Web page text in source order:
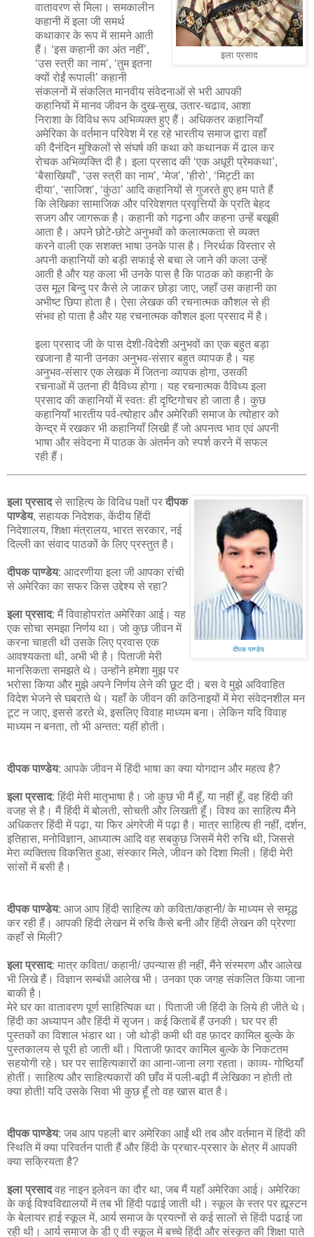
इला प्रसाद
वातावरण से मिला। समकालीन
कहानी में इला जी समर्थ
कथाकार के रूप में सामने आती
हैं। ‘इस कहानी का अंत नहीं’,
‘उस स्त्री का नाम’, ‘तुम इतना
क्यों रोईं रूपाली’ कहानी
संकलनों में संकलित मानवीय संवेदनाओं से भरी आपकी
कहानियों में मानव जीवन के दुख-सुख, उतार-चढाव, आशा
निराशा के विविध रूप अभिव्यक्त हुए हैं। अधिकतर कहानियाँ
अमेरिका के वर्तमान परिवेश में रह रहे भारतीय समाज द्वारा वहाँ
की दैनंदिन मुश्किलों से संघर्ष की कथा को कथानक में ढाल कर
रोचक अभिव्यक्ति दी है। इला प्रसाद की ‘एक अधूरी प्रेमकथा’,
‘बैसाखियाँ’, ‘उस स्त्री का नाम’, ‘मेज’, ‘हीरो’, ‘मिट्टी का
दीया’, ‘साजिश’, ‘कुंठा’ आदि कहानियों से गुजरते हुए हम पाते हैं
कि लेखिका सामाजिक और परिवेशगत प्रवृत्तियों के प्रति बेहद
सजग और जागरूक है। कहानी को गढ़ना और कहना उन्हें बखूबी
आता है। अपने छोटे-छोटे अनुभवों को कलात्मकता से व्यक्त
करने वाली एक सशक्त भाषा उनके पास है। निरर्थक विस्तार से
अपनी कहानियों को बड़ी सफाई से बचा ले जाने की कला उन्हें
आती है और यह कला भी उनके पास है कि पाठक को कहानी के
उस मूल बिन्दु पर कैसे ले जाकर छोड़ा जाए, जहाँ उस कहानी का
अभीष्ट छिपा होता है। ऐसा लेखक की रचनात्मक कौशल से ही
संभव हो पाता है और यह रचनात्मक कौशल इला प्रसाद में है।
इला प्रसाद जी के पास देशी-विदेशी अनुभवों का एक बहुत बड़ा
खजाना है यानी उनका अनुभव-संसार बहुत व्यापक है। यह
अनुभव-संसार एक लेखक में जितना व्यापक होगा, उसकी
रचनाओं में उतना ही वैविध्य होगा। यह रचनात्मक वैविध्य इला
प्रसाद की कहानियों में स्वतः ही दृष्टिगोचर हो जाता है। कुछ
कहानियाँ भारतीय पर्व-त्योहार और अमेरिकी समाज के त्योहार को
केन्द्र में रखकर भी कहानियाँ लिखी हैं जो अपनत्व भाव एवं अपनी
भाषा और संवेदना में पाठक के अंतर्मन को स्पर्श करने में सफल
रही हैं।
दीपक पाण्डेय
इला प्रसादसे साहित्य के विविध पक्षों परदीपक
पाण्डेय, सहायक निदेशक, केंदीय हिंदी
निदेशालय, शिक्षा मंत्रालय, भारत सरकार, नई
दिल्ली का संवाद पाठकों के लिए प्रस्तुत है।
दीपक पाण्डेय: आदरणीया इला जी आपका रांची
से अमेरिका का सफर किस उद्देश्य से रहा?
इला प्रसाद: मैं विवाहोपरांत अमेरिका आई। यह
एक सोचा समझा निर्णय था। जो कुछ जीवन में
करना चाहती थी उसके लिए प्रवास एक
आवश्यकता थी, अभी भी है। पिताजी मेरी
मानसिकता समझते थे। उन्होंने हमेशा मुझ पर
भरोसा किया और मुझे अपने निर्णय लेने की छूट दी। बस वे मुझे अविवाहित
विदेश भेजने से घबराते थे। यहाँ के जीवन की कठिनाइयों में मेरा संवेदनशील मन
टूट न जाए, इससे डरते थे, इसलिए विवाह माध्यम बना। लेकिन यदि विवाह
माध्यम न बनता, तो भी अन्तत: यहीं होती।
दीपक पाण्डेय: आपके जीवन में हिंदी भाषा का क्या योगदान और महत्व है?
इला प्रसाद: हिंदी मेरी मातृभाषा है। जो कुछ भी मैं हूँ, या नहीं हूँ, वह हिंदी की
वजह से है। मैं हिंदी में बोलती, सोचती और लिखती हूँ। विश्व का साहित्य मैंने
अधिकतर हिंदी में पढ़ा, या फिर अंगरेजी में पढ़ा है। मात्र साहित्य ही नहीं, दर्शन,
इतिहास, मनोविज्ञान, आध्यात्म आदि वह सबकुछ जिसमें मेरी रुचि थी, जिससे
मेरा व्यक्तित्व विकसित हुआ, संस्कार मिले, जीवन को दिशा मिली। हिंदी मेरी
सांसों में बसी है।
दीपक पाण्डेय: आज आप हिंदी साहित्य को कविता/कहानी/ के माध्यम से समृद्ध
कर रही हैं। आपकी हिंदी लेखन में रुचि कैसे बनी और हिंदी लेखन की प्रेरणा
कहाँ से मिली?
इला प्रसाद: मात्र कविता/ कहानी/ उपन्यास ही नहीं, मैंने संस्मरण और आलेख
भी लिखे हैं। विज्ञान सम्बंधी आलेख भी। उनका एक जगह संकलित किया जाना
बाकी है।
मेरे घर का वातावरण पूर्ण साहित्यिक था। पिताजी जी हिंदी के लिये ही जीते थे।
हिंदी का अध्यापन और हिंदी में सृजन। कई किताबें हैं उनकी। घर पर ही
पुस्तकों का विशाल भंडार था। जो थोड़ी कमी थी वह फ़ादर कामिल बुल्के के
पुस्तकालय से पूरी हो जाती थी। पिताजी फ़ादर कामिल बुल्के के निकटतम
सहयोगी रहे। घर पर साहित्यकारों का आना-जाना लगा रहता। काव्य- गोष्ठियाँ
होतीं। साहित्य और साहित्यकारों की छाँव में पली-बढ़ी मैं लेखिका न होती तो
क्या होती! यदि उसके सिवा भी कुछ हूँ तो वह खास बात है।
दीपक पाण्डेय: जब आप पहली बार अमेरिका आईं थी तब और वर्तमान में हिंदी की
स्थिति में क्या परिवर्तन पाती हैं और हिंदी के प्रचार-प्रसार के क्षेत्र में आपकी
क्या सक्रियता है?
इला प्रसादवह नाइन इलेवन का दौर था, जब मैं यहाँ अमेरिका आई। अमेरिका
के कई विश्वविद्यालयों में तब भी हिंदी पढाई जाती थी। स्कूल के स्तर पर ह्यूस्टन
के बेलायर हाई स्कूल में, आर्य समाज के प्रयत्नों से कई सालों से हिंदी पढाई जा
रही थी। आर्य समाज के डी ए वी स्कूल में बच्चे हिंदी और संस्कृत की शिक्षा पाते